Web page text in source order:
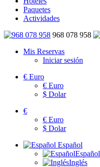
Paquetes
Actividades
968 078 958
Mis Reservas
Iniciar sesión
€ Euro
€ Euro
$ Dolar
€
€ Euro
$ Dolar
Español
Español
Inglés